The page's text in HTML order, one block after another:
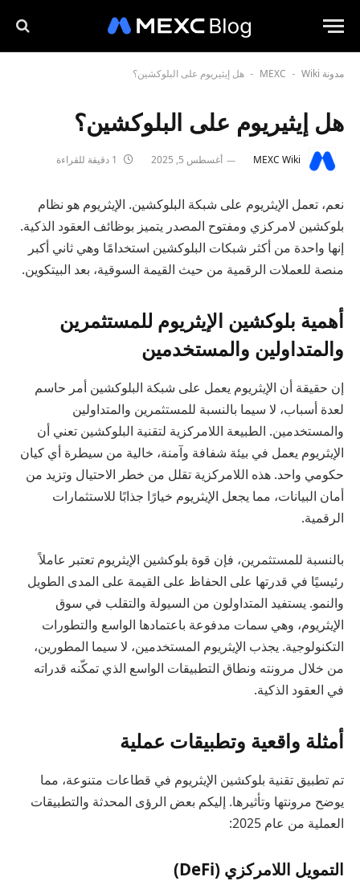
مدونة MEXC - Wiki
- هل إيثيريوم على البلوكشين؟
هل إيثيريوم على البلوكشين؟
MEXC Wiki أغسطس 5, 2025
نعم، تعمل الإيثريوم على شبكة البلوكشين. الإيثريوم هو نظام
بلوكشين لامركزي ومفتوح المصدر يتميز بوظائف العقود الذكية.
إنها واحدة من أكثر شبكات البلوكشين استخدامًا وهي ثاني أكبر
منصة للعملات الرقمية من حيث القيمة السوقية، بعد البيتكوين.
أهمية بلوكشين الإيثريوم للمستثمرين
والمتداولين والمستخدمين
إن حقيقة أن الإيثريوم يعمل على شبكة البلوكشين أمر حاسم
لعدة أسباب، لا سيما بالنسبة للمستثمرين والمتداولين
والمستخدمين. الطبيعة اللامركزية لتقنية البلوكشين تعني أن
الإيثريوم يعمل في بيئة شفافة وآمنة، خالية من سيطرة أي كيان
حكومي واحد. هذه اللامركزية تقلل من خطر الاحتيال وتزيد من
أمان البيانات، مما يجعل الإيثريوم خيارًا جذابًا للاستثمارات
الرقمية.
بالنسبة للمستثمرين، فإن قوة بلوكشين الإيثريوم تعتبر عاملاً
رئيسيًا في قدرتها على الحفاظ على القيمة على المدى الطويل
والنمو. يستفيد المتداولون من السيولة والتقلب في سوق
الإيثريوم، وهي سمات مدفوعة باعتمادها الواسع والتطورات
التكنولوجية. يجذب الإيثريوم المستخدمين، لا سيما المطورين،
من خلال مرونته ونطاق التطبيقات الواسع الذي تمكّنه قدراته
في العقود الذكية.
أمثلة واقعية وتطبيقات عملية
تم تطبيق تقنية بلوكشين الإيثريوم في قطاعات متنوعة، مما
يوضح مرونتها وتأثيرها. إليكم بعض الرؤى المحدثة والتطبيقات
العملية من عام 2025:
التمويل اللامركزي (DeFi)